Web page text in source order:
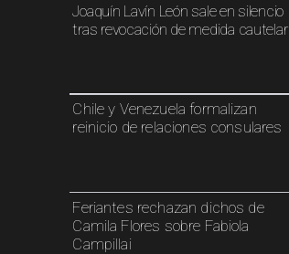
Joaquín Lavín León sale en silencio
tras revocación de medida cautelar
Chile y Venezuela formalizan
reinicio de relaciones consulares
Feriantes rechazan dichos de
Camila Flores sobre Fabiola
Campillai